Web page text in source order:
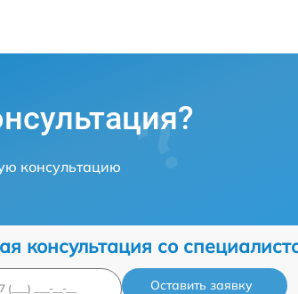
консультацию
консультация со
Оставить заявку